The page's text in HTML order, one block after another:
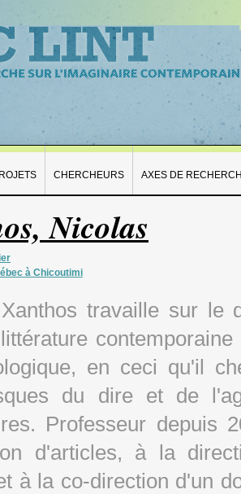
CHERCHEURS AXES DE
Nicolas
à Chicoutimi
travaille sur le
en ceci qu'il
du dire et de
Professeur depuis
d'articles, à la
à la co-direction d'un